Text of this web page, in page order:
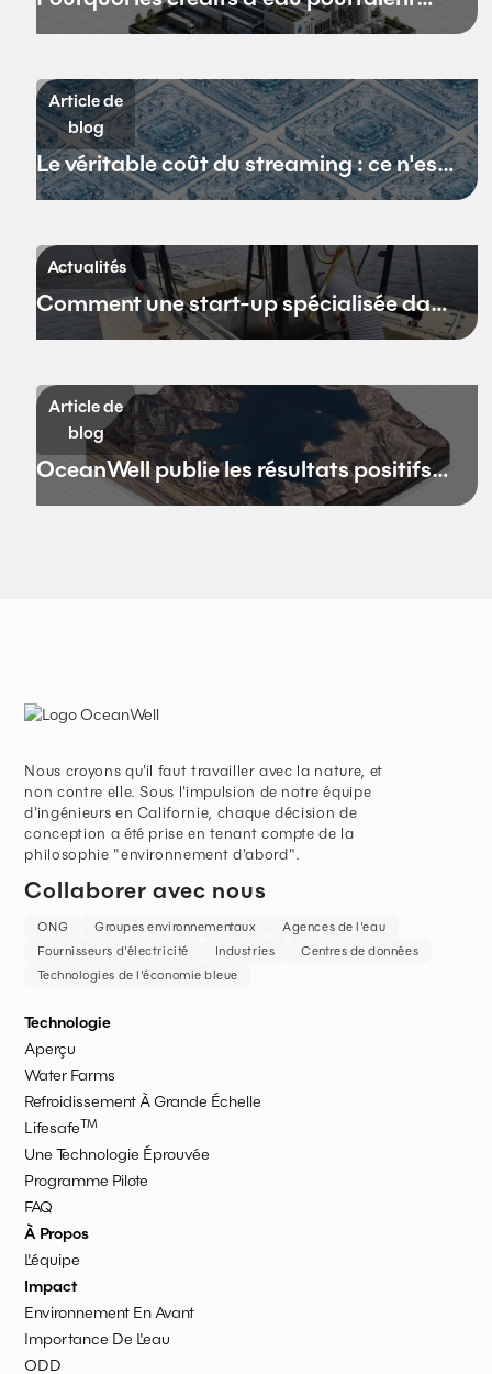
remplacer les crédits carbone
Article de
blog
Le véritable coût du streaming : ce n'est
pas la bande passante
Actualités
Comment une start-up spécialisée dans
le dessalement en eaux profondes
l'approvisionnement en eau de la
Californie
Article de
blog
OceanWell publie les résultats positifs
de son projet pilote
Nous croyons qu'il faut travailler avec la nature, et
non contre elle. Sous l'impulsion de notre équipe
d'ingénieurs en Californie, chaque décision de
conception a été prise en tenant compte de la
philosophie "environnement d'abord".
Collaborer avec nous
ONG Groupes environnementaux
Agences de l'eau
Fournisseurs d'électricité
Industries
Centres de données
Technologies de l'économie bleue
Technologie
Aperçu
Water Farms
Refroidissement À Grande Échelle
LifesafeTM
Une Technologie Éprouvée
Programme Pilote
FAQ
À Propos
L'équipe
Impact
Environnement En Avant
Importance De L'eau
ODD